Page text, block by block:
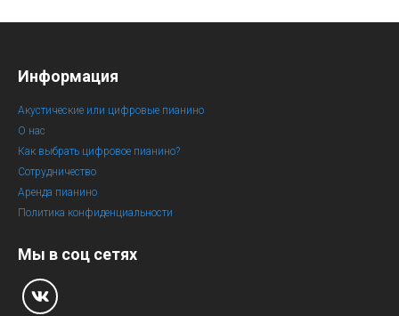
Информация
Акустические или цифровые пианино
О нас
Как выбрать цифровое пианино?
Сотрудничество
Аренда пианино
Политика конфиденциальности
Мы в соц сетях